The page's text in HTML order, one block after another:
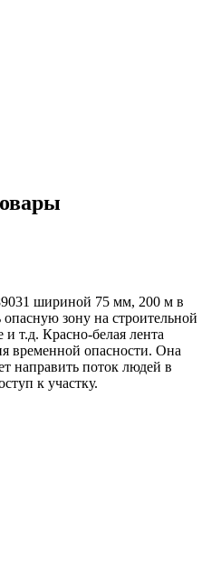
шириной 75 мм, 200 м в
опасную зону на строительной
т.д. Красно-белая лента
временной опасности. Она
направить поток людей в
к участку.